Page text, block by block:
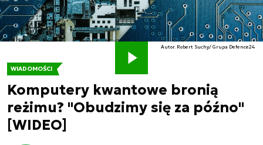
WIADOMOŚCI
Komputery kwantowe bronią
reżimu? "Obudzimy się za późno"
[WIDEO]
Autor. Robert Suchy/ Grupa Defence24